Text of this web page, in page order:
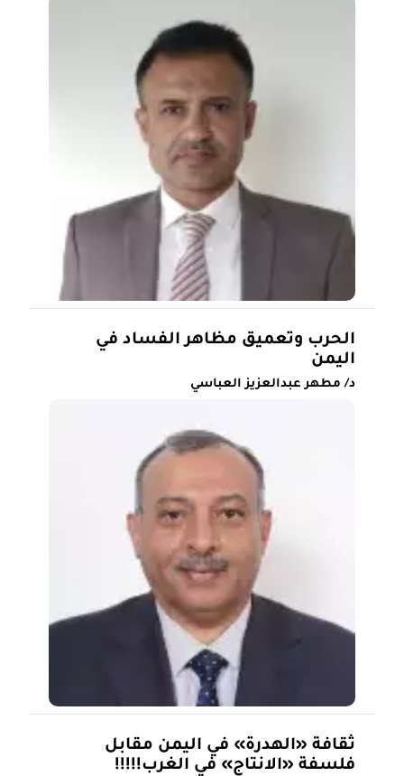
الحرب وتعميق مظاهر الفساد في
اليمن
د/ مطهر عبدالعزيز العباسي
ثقافة «الهدرة» في اليمن مقابل
فلسفة «الانتاج» في الغرب!!!!!